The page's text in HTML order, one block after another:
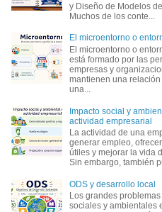
y Diseño de Modelos
Muchos de los conte...
El microentorno o
El microentorno o
está formado por las
empresas y
mantienen una
una...
Impacto social y
actividad empresarial
La actividad de una
generar empleo,
útiles y mejorar la vida
Sin embargo, también
ODS y desarrollo local
Los grandes
sociales y ambientales